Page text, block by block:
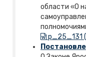
области «О
p_25_131